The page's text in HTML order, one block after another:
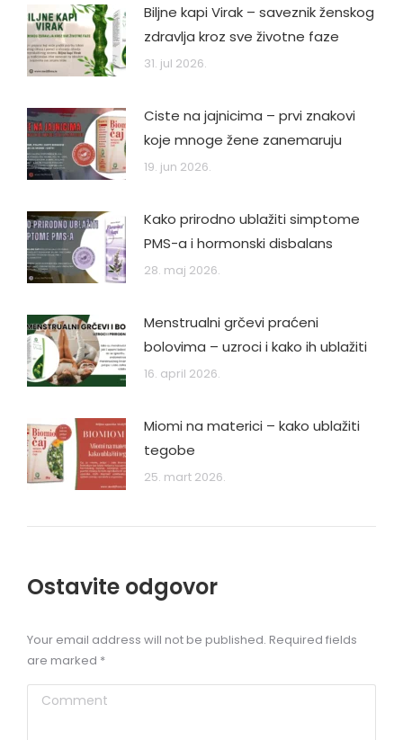
Biljne kapi Virak – saveznik ženskog
zdravlja kroz sve životne faze
31. jul 2026.
Ciste na jajnicima – prvi znakovi
koje mnoge žene zanemaruju
19. jun 2026.
Kako prirodno ublažiti simptome
PMS-a i hormonski disbalans
28. maj 2026.
Menstrualni grčevi praćeni
bolovima – uzroci i kako ih ublažiti
16. april 2026.
Miomi na materici – kako ublažiti
tegobe
25. mart 2026.
Ostavite odgovor
Your email address will not be published. Required fields
are marked *
Comment